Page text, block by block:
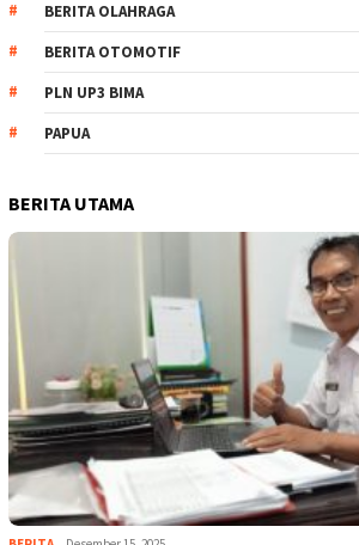
BERITA OLAHRAGA
BERITA OTOMOTIF
PLN UP3 BIMA
PAPUA
BERITA UTAMA